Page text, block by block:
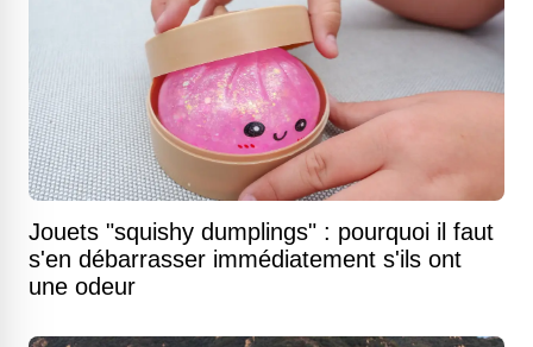
Jouets "squishy dumplings" : pourquoi il faut
s'en débarrasser immédiatement s'ils ont
une odeur